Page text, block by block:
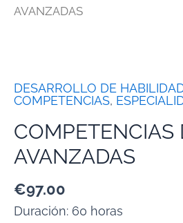
AVANZADAS
DESARROLLO DE
COMPETENCIAS,
COMPETENCIAS
AVANZADAS
€97.00
Duración: 60 horas